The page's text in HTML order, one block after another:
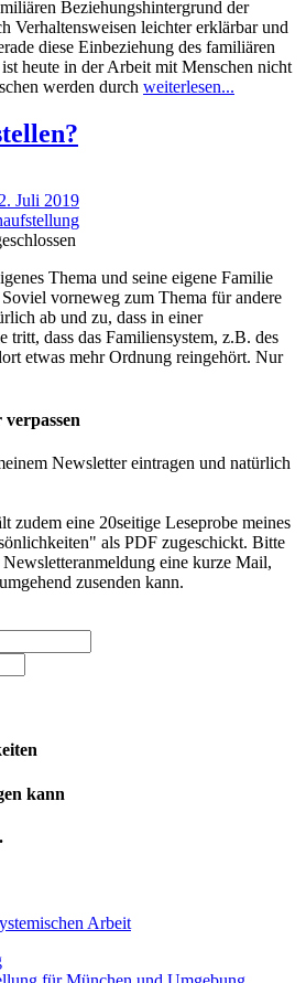
Beziehungshintergrund der
Verhaltensweisen leichter erklärbar und
diese Einbeziehung des familiären
heute in der Arbeit mit Menschen nicht
werden durch weiterlesen...
Juli 2019
Thema und seine eigene Familie
vorneweg zum Thema für andere
ab und zu, dass in einer
tritt, dass das Familiensystem, z.B. des
etwas mehr Ordnung reingehört. Nur
Newsletter eintragen und natürlich
zudem eine 20seitige Leseprobe meines
als PDF zugeschickt. Bitte
eine kurze Mail,
zusenden kann.
kann
Arbeit